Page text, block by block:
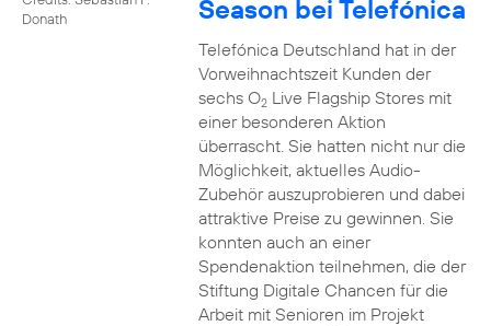
Donath
Season bei Telefónica
Telefónica Deutschland hat in der
Vorweihnachtszeit Kunden der
sechs O2Live Flagship Stores mit
einer besonderen Aktion
überrascht. Sie hatten nicht nur die
Möglichkeit, aktuelles Audio-
Zubehör auszuprobieren und dabei
attraktive Preise zu gewinnen. Sie
konnten auch an einer
Spendenaktion teilnehmen, die der
Stiftung Digitale Chancen für die
Arbeit mit Senioren im Projekt